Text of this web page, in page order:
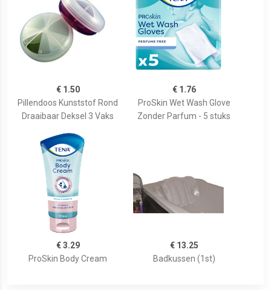
€ 1.50
Pillendoos Kunststof Rond
Draaibaar Deksel 3 Vaks
€ 1.76
ProSkin Wet Wash Glove
Zonder Parfum - 5 stuks
€ 3.29
ProSkin Body Cream
€ 13.25
Badkussen (1st)